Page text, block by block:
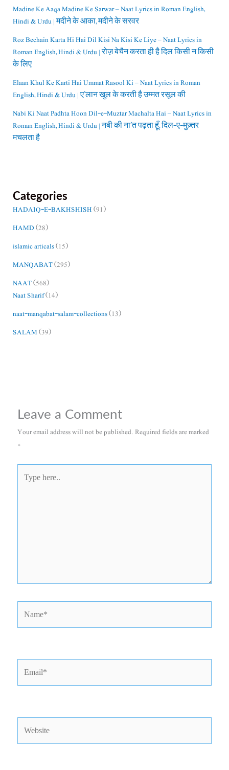
Madine Ke Aaqa Madine Ke Sarwar – Naat Lyrics in Roman English,
Hindi & Urdu | मदीने के आका, मदीने के सरवर
Roz Bechain Karta Hi Hai Dil Kisi Na Kisi Ke Liye – Naat Lyrics in
Roman English, Hindi & Urdu | रोज़ बेचैन करता ही है दिल किसी न किसी
के लिए
Elaan Khul Ke Karti Hai Ummat Rasool Ki – Naat Lyrics in Roman
English, Hindi & Urdu | ए’लान खुल के करती है उम्मत रसूल की
Nabi Ki Naat Padhta Hoon Dil-e-Muztar Machalta Hai – Naat Lyrics in
Roman English, Hindi & Urdu | नबी की ना’त पढ़ता हूँ, दिल-ए-मुज़्तर
मचलता है
Categories
HADAIQ-E-BAKHSHISH(91)
HAMD(28)
islamic articals(15)
MANQABAT(295)
NAAT(568)
Naat Sharif(14)
naat-manqabat-salam-collections(13)
SALAM(39)
Leave a Comment
Your email address will not be published.Required fields are marked
*
here..